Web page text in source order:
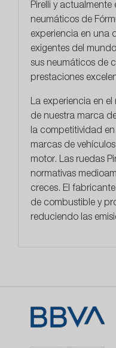
Pirelli y actualmente
neumáticos de
experiencia en una
exigentes del
sus neumáticos de
prestaciones
La experiencia en
de nuestra marca
la competitividad
marcas de
motor. Las ruedas
normativas
creces. El
de combustible y
reduciendo las